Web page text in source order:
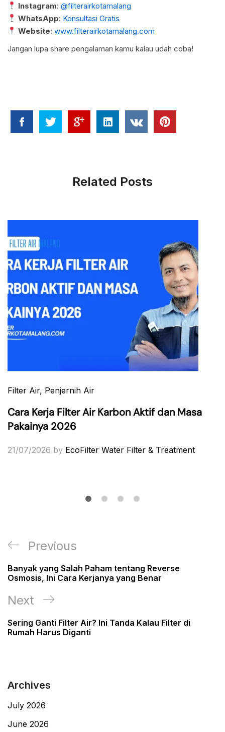
Instagram: @filterairkotamalang
WhatsApp: Konsultasi Gratis
Website: www.filterairkotamalang.com
Jangan lupa share pengalaman kamu kalau udah coba!
Related Posts
Filter Air, Penjernih Air
Cara Kerja Filter Air Karbon Aktif dan Masa
Pakainya 2026
21/07/2026 by EcoFilter Water Filter & Treatment
Post
Previous
Post
Previous
Banyak yang Salah Paham tentang Reverse
Osmosis, Ini Cara Kerjanya yang Benar
Next
Post
Next
Sering Ganti Filter Air? Ini Tanda Kalau Filter di
Rumah Harus Diganti
Archives
July 2026
June 2026